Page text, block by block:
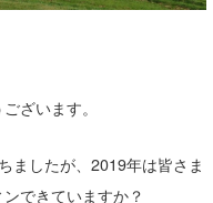
ざいます。
ましたが、2019年は皆さま
できていますか？